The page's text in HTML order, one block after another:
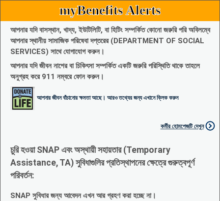
myBenefits Alerts
আপনার যদি বাসস্থান, খাদ্য, ইউটিলিটি, বা হিটিং সম্পর্কিত কোনো জরুরি পরি অবিলম্বে
আপনার স্থানীয় সামাজিক পরিষেবা দপ্তরের (DEPARTMENT OF SOCIAL
SERVICES) সাথে যোগাযোগ করুন।
আপনার যদি জীবন নাশের বা চিকিৎসা সম্পর্কিত একটি জরুরি পরিস্থিতি থাকে তাহলে
অনুগ্রহ করে 911 নম্বরে ফোন করুন।
আপনার জীবন বাঁচানোর ক্ষমতা আছে। আরও তথ্যের জন্য এখানে ক্লিক করুন
কর্মীর হোমপেজটি দেখুন
চুরি হওয়া SNAP এবং অস্থায়ী সহায়তার (Temporary
Assistance, TA) সুবিধাগুলির প্রতিস্থাপনের ক্ষেত্রে গুরুত্বপূর্ণ
পরিবর্তন:
SNAP সুবিধার জন্য আবেদন এখন আর গ্রহণ করা হচ্ছে না।